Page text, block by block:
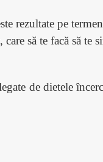
rezultate pe
să te facă să te
de dietele